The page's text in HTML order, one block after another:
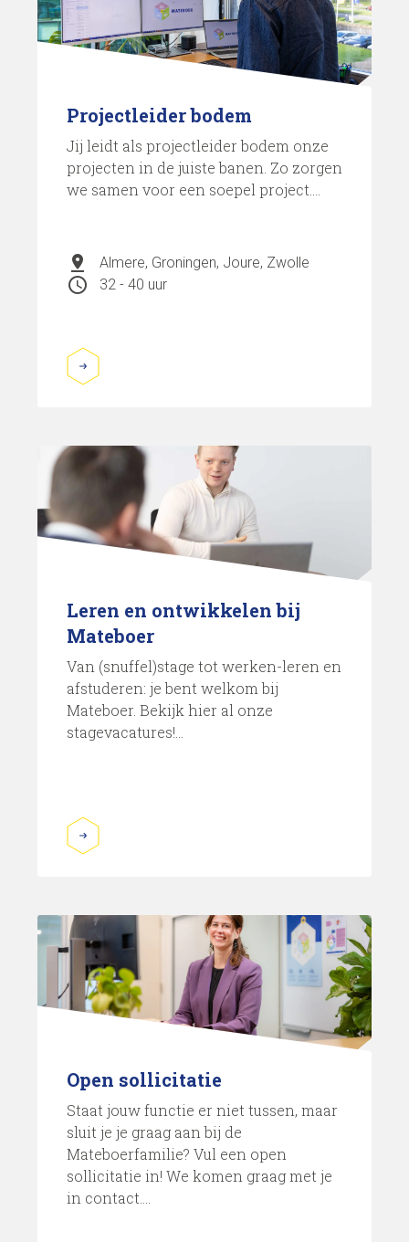
Projectleider bodem
Jij leidt als projectleider bodem onze
projecten in de juiste banen. Zo zorgen
we samen voor een soepel project....
pin_drop Almere, Groningen, Joure, Zwolle
schedule 32 - 40 uur
Leren en ontwikkelen bij
Mateboer
Van (snuffel)stage tot werken-leren en
afstuderen: je bent welkom bij
Mateboer. Bekijk hier al onze
stagevacatures!...
Open sollicitatie
Staat jouw functie er niet tussen, maar
sluit je je graag aan bij de
Mateboerfamilie? Vul een open
sollicitatie in! We komen graag met je
in contact....